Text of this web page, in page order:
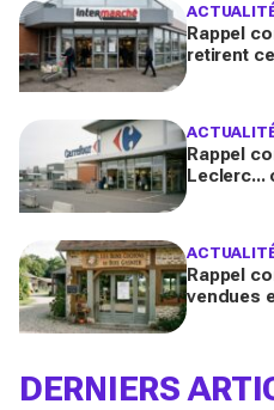
Rappel
retirent
Rappel
Leclerc...
Rappel
vendues
DERNIERS